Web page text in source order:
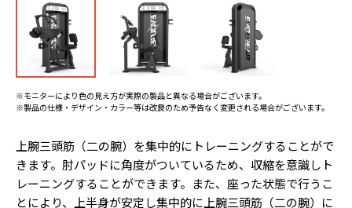
※モニターにより色の見え方が実際の製品と異なる場合がございます。
※製品の仕様・デザイン・カラー等は改良のため予告なく変更される場合がございます。
上腕三頭筋（二の腕）を集中的にトレーニングすることがで
きます。肘パッドに角度がついているため、収縮を意識しト
レーニングすることができます。また、座った状態で行うこ
とにより、上半身が安定し集中的に上腕三頭筋（二の腕）に